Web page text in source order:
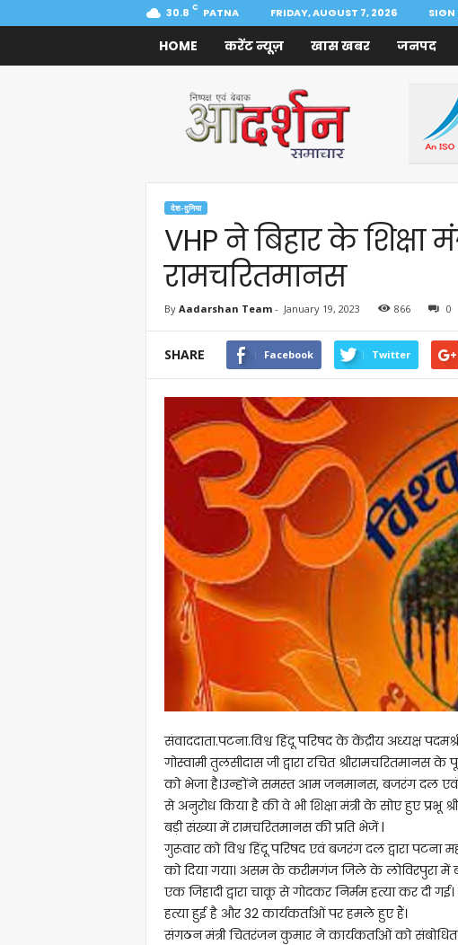
30.8 C PATNA FRIDAY, AUGUST 7, 2026 SIGN
HOME करेंट न्यूज़ खास खबर जनपद
Samachar
देश-दुनिया
VHP ने बिहार के शिक्षा
रामचरितमानस
By Aadarshan Team- January 19, 2023 866 0
SHARE Facebook Twitter
संवाददाता.पटना.विश्व हिंदू परिषद के केंद्रीय अध्यक्ष
गोस्वामी तुलसीदास जी द्वारा रचित
को भेजा है।उन्होंने समस्त आम जनमानस, बजरंग दल एवं
से अनुरोध किया है की वे भी शिक्षा मंत्री के सोए हुए प्रभू
बड़ी संख्या में रामचरितमानस की प्रति भेजें l
गुरूवार को विश्व हिंदू परिषद एवं बजरंग दल द्वारा पटना
को दिया गया। असम के करीमगंज जिले के लोविरपुरा में
एक जिहादी द्वारा चाकू से गोदकर निर्मम हत्या कर दी
हत्या हुई है और 32 कार्यकर्ताओं पर हमले हुए हैं।
संगठन मंत्री चितरंजन कुमार ने कार्यकर्ताओं को